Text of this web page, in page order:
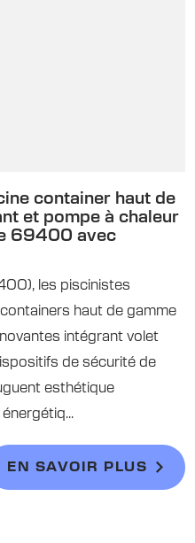
container haut de
et pompe à chaleur
69400 avec
les piscinistes
haut de gamme
intégrant volet
de sécurité de
esthétique
EN SAVOIR PLUS